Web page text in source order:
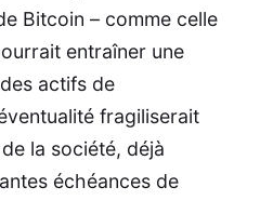
Bitcoin – comme celle
entraîner une
actifs de
fragiliserait
la société, déjà
échéances de